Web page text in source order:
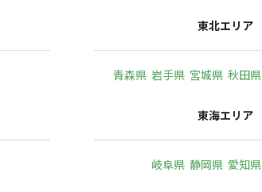
東北エリア
青森県 岩手県 宮城県 秋田県
東海エリア
岐阜県 静岡県 愛知県